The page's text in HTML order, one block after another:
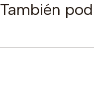
También